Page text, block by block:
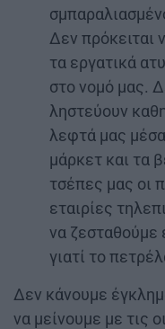
Δεν πρόκειται
τα εργατικά
στο νομό μας.
ληστεύουν
λεφτά μας
μάρκετ και τα
τσέπες μας οι
εταιρίες
να ζεσταθούμε
γιατί το
Δεν κάνουμε
να μείνουμε με τις